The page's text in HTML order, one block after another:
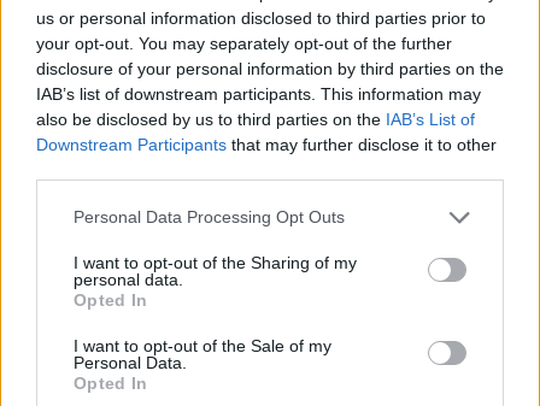
us or personal information disclosed to third parties prior to
your opt-out. You may separately opt-out of the further
disclosure of your personal information by third parties on the
IAB’s list of downstream participants. This information may
also be disclosed by us to third parties on the IAB’s List of
Downstream Participants that may further disclose it to other
Personal Data Processing Opt Outs
I want to opt-out of the Sharing of my
personal data.
Opted In
I want to opt-out of the Sale of my
Personal Data.
Opted In